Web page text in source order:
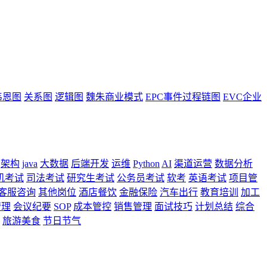
恩图 关系图 逻辑图 魏朱商业模式 EPC事件过程链图 EVC企业
架构 java 大数据 后端开发 运维 Python AI 渠道运营 数据分析
考试 司法考试 研究生考试 公务员考试 软考 英语考试 项目管
服咨询 其他岗位 酒店餐饮 金融保险 汽车出行 教育培训
加工
会议纪要 SOP 成本管控 销售管理 面试技巧 计划总结 综合
旅游美食 节日节气